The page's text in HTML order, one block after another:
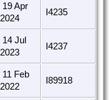
19 Apr
2024
I4235
14 Jul
2023
I4237
11 Feb
2022
I89918